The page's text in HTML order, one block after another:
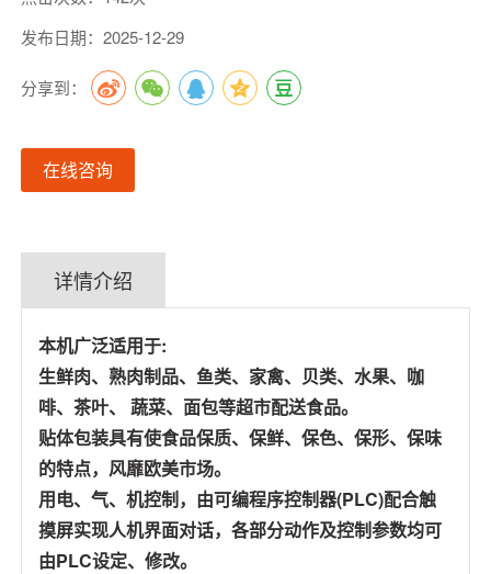
发布日期：2025-12-29
分享到：
在线咨询
详情介绍
本机广泛适用于:
生鲜肉、熟肉制品、鱼类、家禽、贝类、水果、咖
啡、茶叶、 蔬菜、面包等超市配送食品。
贴体包装具有使食品保质、保鲜、保色、保形、保味
的特点，风靡欧美市场。
用电、气、机控制，由可编程序控制器(PLC)配合触
摸屏实现人机界面对话，各部分动作及控制参数均可
由PLC设定、修改。